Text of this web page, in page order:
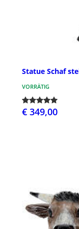
Statue Schaf
VORRÄTIG
€ 349,00